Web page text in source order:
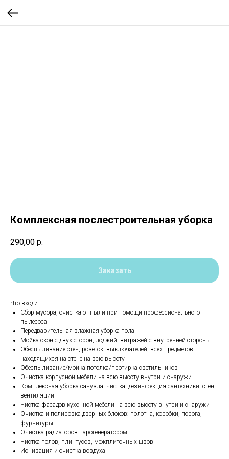
Комплексная послестроительная уборка
290,00 р.
Заказать
Что входит:
Сбор мусора, очистка от пыли при помощи профессионального
пылесоса
Передварительная влажная уборка пола
Мойка окон с двух сторон, лоджий, витражей с внутренней стороны
Обеспыливание стен, розеток, выключателей, всех предметов
находящихся на стене на всю высоту
Обеспыливание/мойка потолка/протирка светильников
Очистка корпусной мебели на всю высоту внутри и снаружи
Комплексная уборка санузла: чистка, дезинфекция сантехники, стен,
вентиляции
Чистка фасадов кухонной мебели на всю высоту внутри и снаружи
Очистка и полировка дверных блоков: полотна, коробки, порога,
фурнитуры
Очистка радиаторов парогенератором
Чистка полов, плинтусов, межплиточных швов
Ионизация и очистка воздуха